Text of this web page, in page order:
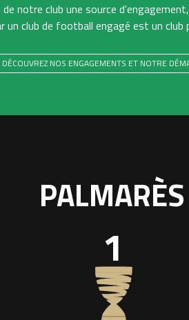
notre club une source
un club de football engagé est un
DÉCOUVREZ NOS ENGAGEMENTS ET NOTRE
PALMARÈS
1